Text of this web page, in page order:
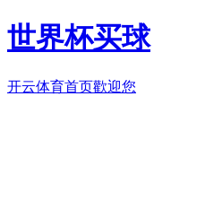
世界杯买球
开云体育首页歡迎您